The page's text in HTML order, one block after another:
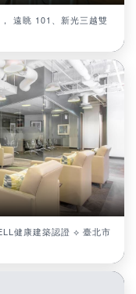
遠眺 101、新光三越雙
健康建築認證 ⟡ 臺北市